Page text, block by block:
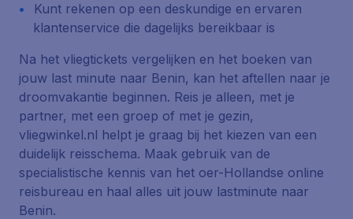
Kunt rekenen op een deskundige en ervaren
klantenservice die dagelijks bereikbaar is
Na het vliegtickets vergelijken en het boeken van
jouw last minute naar Benin, kan het aftellen naar je
droomvakantie beginnen. Reis je alleen, met je
partner, met een groep of met je gezin,
vliegwinkel.nl helpt je graag bij het kiezen van een
duidelijk reisschema. Maak gebruik van de
specialistische kennis van het oer-Hollandse online
reisbureau en haal alles uit jouw lastminute naar
Benin.